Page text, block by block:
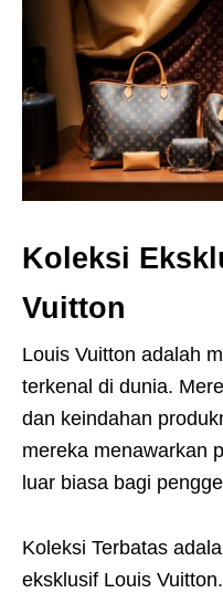
Koleksi
Vuitton
Louis Vuitton adalah
terkenal di dunia.
dan keindahan
mereka menawarkan
luar biasa bagi
Koleksi Terbatas
eksklusif Louis